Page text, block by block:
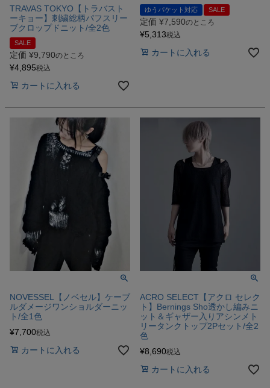
TRAVAS TOKYO【トラバスト
ーキョー】刺繍総柄パフスリー
ブクロップドニット/全2色
SALE
定価 ¥9,790のところ
¥4,895税込
カートに入れる
ゆうパケット対応 SALE
定価 ¥7,590のところ
¥5,313税込
カートに入れる
NOVESSEL【ノベセル】ケーブ
ルダメージワンショルダーニッ
ト/全1色
¥7,700税込
カートに入れる
ACRO SELECT【アクロ セレク
ト】Bernings Sho透かし編みニ
ット＆ギャザー入りアシンメト
リータンクトップ2Pセット/全2
色
¥8,690税込
カートに入れる